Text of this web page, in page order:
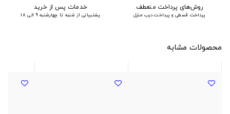
روش‌های پرداخت منعطف
پرداخت قسطی و پرداخت درب منزل
خدمات پس از خرید
پشتیبانی از شنبه تا چهارشنبه 9 الی 18
محصولات مشابه